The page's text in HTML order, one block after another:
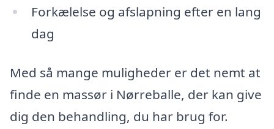
Forkælelse og afslapning efter en lang
dag
Med så mange muligheder er det nemt at
finde en massør i Nørreballe, der kan give
dig den behandling, du har brug for.